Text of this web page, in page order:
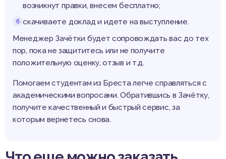
возникнут правки, внесем бесплатно;
скачиваете доклад и идете на выступление.
Менеджер Зачётки будет сопровождать вас до тех
пор, пока не защититесь или не получите
положительную оценку, отзыв и т.д.
Помогаем студентам из Бреста легче справляться с
академическими вопросами. Обратившись в Зачётку,
получите качественный и быстрый сервис, за
которым вернетесь снова.